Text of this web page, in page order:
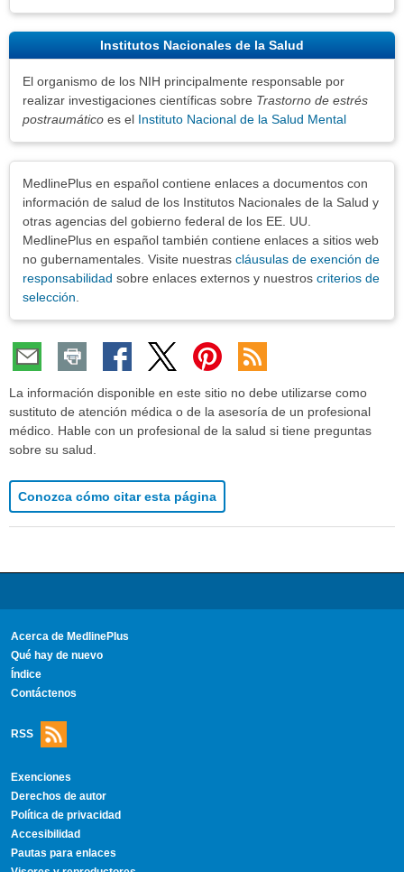
Institutos Nacionales de la Salud
El organismo de los NIH principalmente responsable por
realizar investigaciones científicas sobre Trastorno de estrés
postraumático es el Instituto Nacional de la Salud Mental
MedlinePlus en español contiene enlaces a documentos con
información de salud de los Institutos Nacionales de la Salud y
otras agencias del gobierno federal de los EE. UU.
MedlinePlus en español también contiene enlaces a sitios web
no gubernamentales. Visite nuestras cláusulas de exención de
responsabilidad sobre enlaces externos y nuestros criterios de
selección
La información disponible en este sitio no debe utilizarse como
sustituto de atención médica o de la asesoría de un profesional
médico. Hable con un profesional de la salud si tiene preguntas
sobre su salud.
Conozca cómo citar esta página
Acerca de MedlinePlus
Qué hay de nuevo
Índice
Contáctenos
RSS
Exenciones
Derechos de autor
Política de privacidad
Accesibilidad
Pautas para enlaces